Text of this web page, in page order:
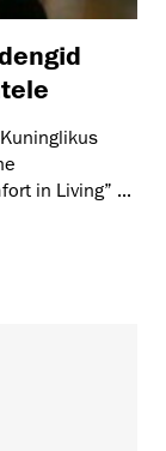
in Living” ...